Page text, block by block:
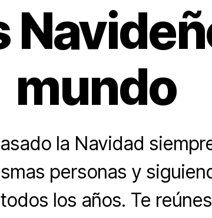
mundo
la Navidad
personas y
los años. Te